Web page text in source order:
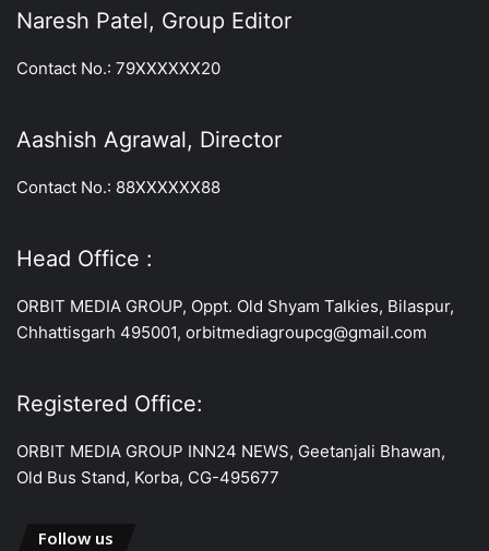
Naresh Patel, Group Editor
Contact No.: 79XXXXXX20
Aashish Agrawal, Director
Contact No.: 88XXXXXX88
Head Office :
ORBIT MEDIA GROUP, Oppt. Old Shyam Talkies, Bilaspur,
Chhattisgarh 495001, orbitmediagroupcg@gmail.com
Registered Office:
ORBIT MEDIA GROUP INN24 NEWS, Geetanjali Bhawan,
Old Bus Stand, Korba, CG-495677
Follow us